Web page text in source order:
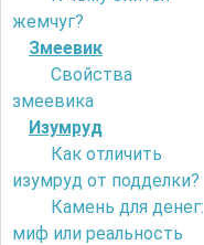
жемчуг?
Змеевик
Свойства
змеевика
Изумруд
Как отличить
изумруд от подделки?
Камень для денег:
миф или реальность